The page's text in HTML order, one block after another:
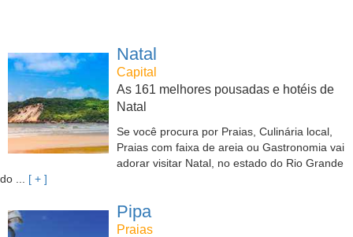
Natal
Capital
As 161 melhores pousadas e hotéis de
Natal
Se você procura por Praias, Culinária local,
Praias com faixa de areia ou Gastronomia vai
adorar visitar Natal, no estado do Rio Grande
do ... [ + ]
Pipa
Praias